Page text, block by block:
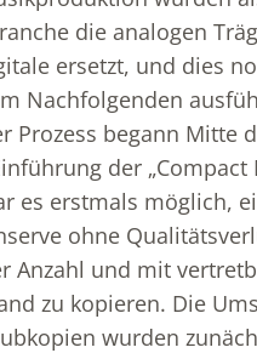
die analogen
ersetzt, und dies
Nachfolgenden
Prozess begann Mitte
der „Compact
es erstmals möglich,
ohne
Anzahl und mit
zu kopieren. Die
wurden